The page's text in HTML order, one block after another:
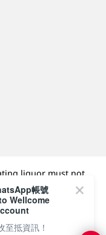
liquor must not
in the course of
人 (18 歲以下人士)
帳號
Wellcome
至抵資訊！